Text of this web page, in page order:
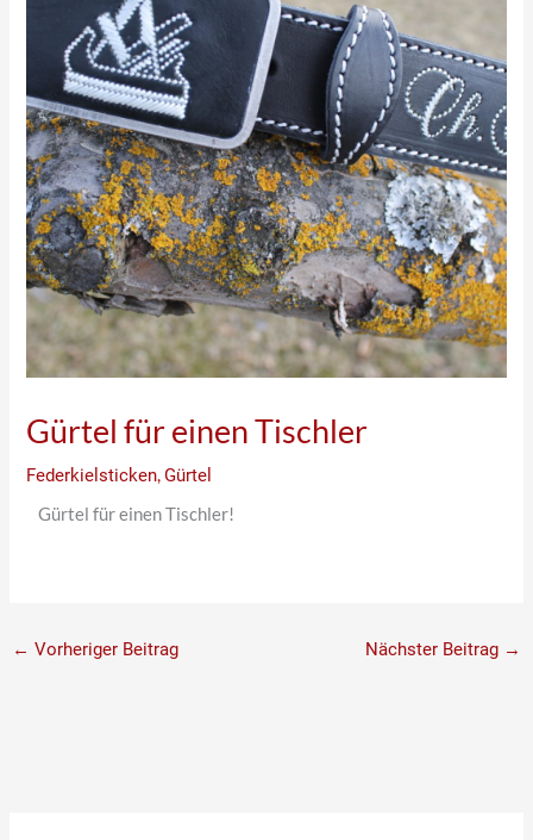
Gürtel für einen Tischler
Federkielsticken,Gürtel
Gürtel für einen Tischler!
← Vorheriger Beitrag Nächster Beitrag →